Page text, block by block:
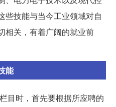
些技能与当今工业领域对自
相关，有着广阔的就业前
能
目时，首先要根据所应聘的